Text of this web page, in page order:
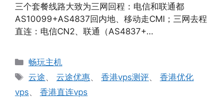
三个套餐线路大致为三网回程：电信和联通都
AS10099+AS4837回内地、移动走CMI；三网去程
直连：电信CN2、联通（AS4837+…
分
类
畅玩主机
标
云途、 云途优惠、香港vps测评、香港优化
vps、 香港直连vps